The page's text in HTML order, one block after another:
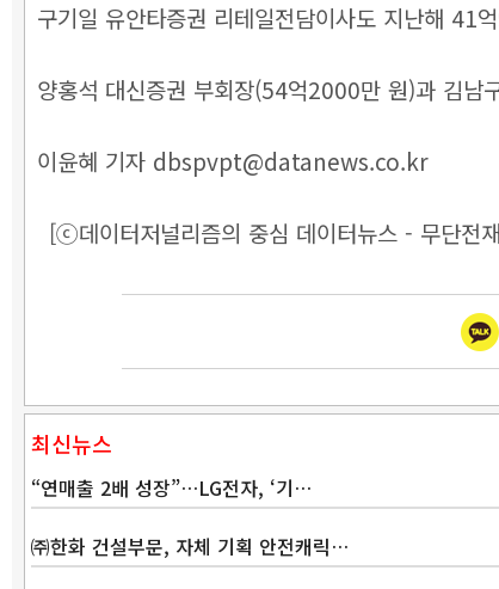
구기일 유안타증권 리테일전담이사도 지난해
양홍석 대신증권 부회장(54억2000만 원)과 김
이윤혜 기자 dbspvpt@datanews.co.kr
[ⓒ데이터저널리즘의 중심 데이터뉴스 - 무단전
최신뉴스
“연매출 2배 성장”…LG전자, ‘기…
㈜한화 건설부문, 자체 기획 안전캐릭…